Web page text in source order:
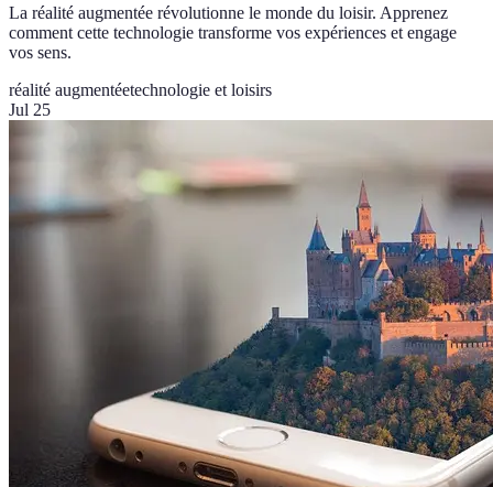
La réalité augmentée révolutionne le monde du loisir. Apprenez
comment cette technologie transforme vos expériences et engage
vos sens.
réalité augmentéetechnologie et loisirs
Jul 25